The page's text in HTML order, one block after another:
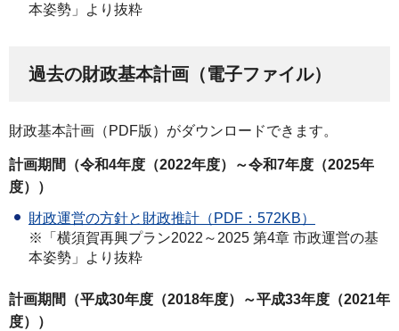
本姿勢」より抜粋
過去の財政基本計画（電子ファイル）
財政基本計画（PDF版）がダウンロードできます。
計画期間（令和4年度（2022年度）～令和7年度（2025年
度））
財政運営の方針と財政推計（PDF：572KB）
※「横須賀再興プラン2022～2025 第4章 市政運営の基
本姿勢」より抜粋
計画期間（平成30年度（2018年度）～平成33年度（2021年
度））